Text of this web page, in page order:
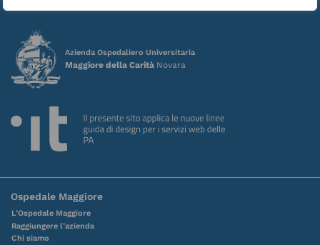
Azienda Ospedaliero Universitaria
Maggiore della Carità Novara
Ospedale Maggiore
L’Ospedale Maggiore
Raggiungere l’azienda
Chi siamo